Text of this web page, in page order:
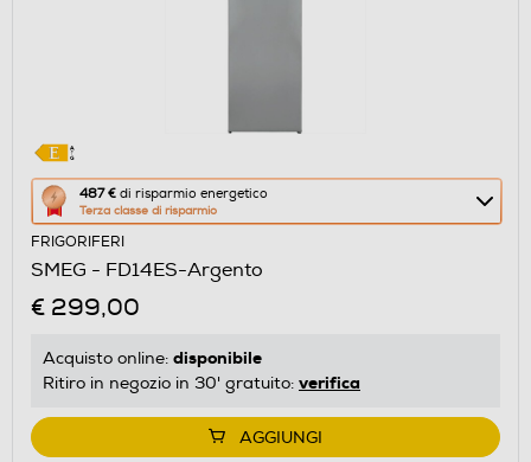
487 € di risparmio energetico
Terza classe di risparmio
Questa
azione
aprirà
il
Calcolatore
risparmio
energetico
di
Youreko.
FRIGORIFERI
SMEG - FD14ES-Argento
€ 299,00
Acquisto online: disponibile
Ritiro in negozio in 30' gratuito: verifica
AGGIUNGI